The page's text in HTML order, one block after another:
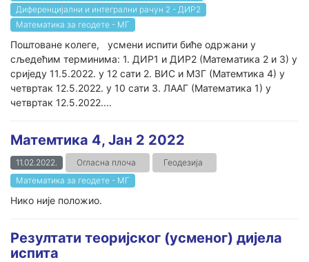
Диференцијални и интегрални рачун 2 - ДИР2
Математика за геодете - МГ
Поштоване колеге, усмени испити биће одржани у
сљедећим терминима: 1. ДИР1 и ДИР2 (Математика 2 и 3) у
сриједу 11.5.2022. у 12 сати 2. ВИС и МЗГ (Матемтика 4) у
четвртак 12.5.2022. у 10 сати 3. ЛААГ (Математика 1) у
четвртак 12.5.2022....
Матемтика 4, Јан 2 2022
11.02.2022. Огласна плоча
Геодезија
Математика за геодете - МГ
Нико није положио.
Резултати теоријског (усменог) дијела
испита